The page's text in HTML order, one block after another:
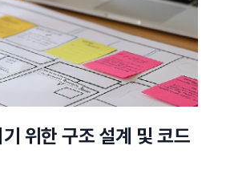
위한 구조 설계 및 코드